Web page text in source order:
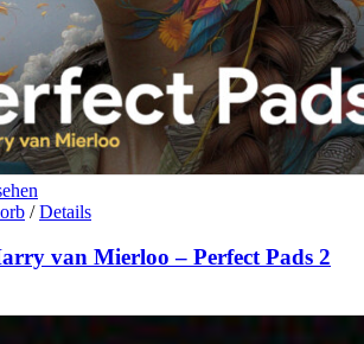
/ Details
van Mierloo – Perfect Pads 2